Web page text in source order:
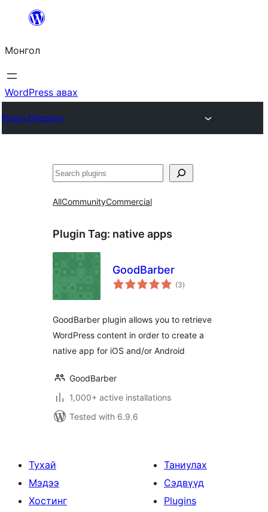
Агуулга
алгасах
Монгол
WordPress авах
Plugin Directory
Хайх
AllCommunityCommercial
Plugin Tag: native apps
GoodBarber
(3total
ratings
)
GoodBarber plugin allows you to retrieve
WordPress content in order to create a
native app for iOS and/or Android
GoodBarber
1,000+ active installations
Tested with 6.9.6
Тухай
Мэдээ
Хостинг
Таниулах
Сэдвүүд
Plugins